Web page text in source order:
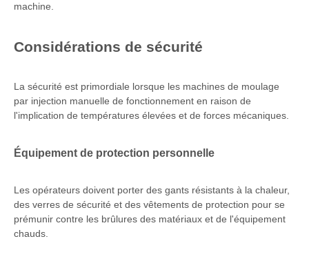
machine.
Considérations de sécurité
La sécurité est primordiale lorsque les machines de moulage
par injection manuelle de fonctionnement en raison de
l'implication de températures élevées et de forces mécaniques.
Équipement de protection personnelle
Les opérateurs doivent porter des gants résistants à la chaleur,
des verres de sécurité et des vêtements de protection pour se
prémunir contre les brûlures des matériaux et de l'équipement
chauds.